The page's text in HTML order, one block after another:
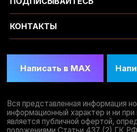
КОНТАКТЫ